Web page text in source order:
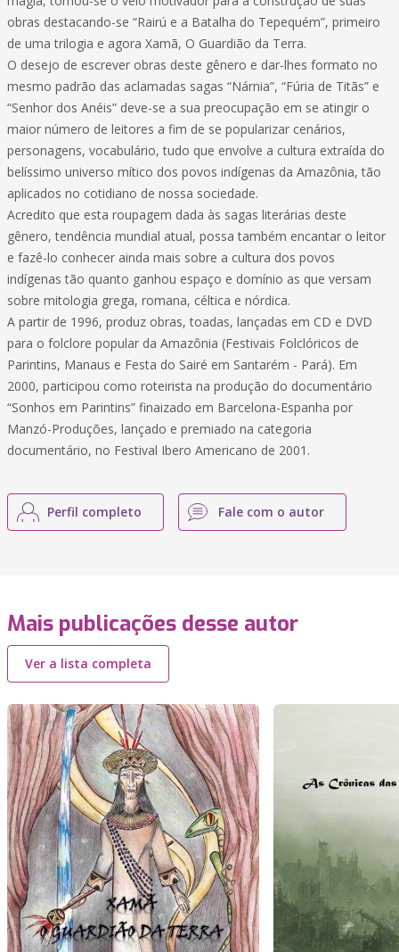
obras destacando-se “Rairú e a Batalha do Tepequém”, primeiro
de uma trilogia e agora Xamã, O Guardião da Terra.
O desejo de escrever obras deste gênero e dar-lhes formato no
mesmo padrão das aclamadas sagas “Nárnia”, “Fúria de Titãs” e
“Senhor dos Anéis” deve-se a sua preocupação em se atingir o
maior número de leitores a fim de se popularizar cenários,
personagens, vocabulário, tudo que envolve a cultura extraída do
belíssimo universo mítico dos povos indígenas da Amazônia, tão
aplicados no cotidiano de nossa sociedade.
Acredito que esta roupagem dada às sagas literárias deste
gênero, tendência mundial atual, possa também encantar o leitor
e fazê-lo conhecer ainda mais sobre a cultura dos povos
indígenas tão quanto ganhou espaço e domínio as que versam
sobre mitologia grega, romana, céltica e nórdica.
A partir de 1996, produz obras, toadas, lançadas em CD e DVD
para o folclore popular da Amazônia (Festivais Folclóricos de
Parintins, Manaus e Festa do Sairé em Santarém - Pará). Em
2000, participou como roteirista na produção do documentário
“Sonhos em Parintins” finaizado em Barcelona-Espanha por
Manzó-Produções, lançado e premiado na categoria
documentário, no Festival Ibero Americano de 2001.
Perfil completo Fale com o autor
Mais publicações desse autor
Ver a lista completa